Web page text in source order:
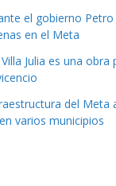
el gobierno
en el Meta
Julia es una obra
del Meta
varios municipios